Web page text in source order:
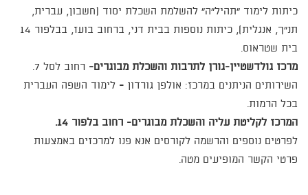
כיתות לימוד "תהיל"ה" להשלמת השכלת יסוד (חשבון, עברית,
תנ"ך, אנגלית), כיתות נוספות בבית דני, ברחוב בועז, בבלפור 14
בית שטראוס.
מרכז גולדשטיין-גורן לתרבות והשכלת מבוגרים-
רחוב לסל 7.
השירותים הניתנים במרכז: אולפן גורדון - לימוד השפה העברית
בכל הרמות.
המרכז לקליטת עליה והשכלת מבוגרים- רחוב בלפור 14.
לפרטים נוספים והרשמה לקורסים אנא פנו למרכזים באמצעות
פרטי הקשר המופיעים מטה.